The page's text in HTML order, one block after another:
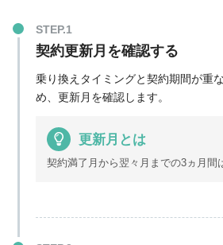
契約更新月を確認する
乗り換えタイミングと契約期間が重
め、更新月を確認します。
更新月とは
契約満了月から翌々月までの3ヵ月間